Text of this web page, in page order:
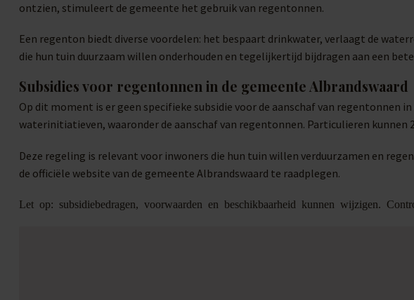
ontzien, stimuleert de gemeente het gebruik van regentonnen.
Een regenton biedt diverse voordelen: het bespaart drinkwater, verlaagt de
die hun tuin duurzaam willen onderhouden en tegelijkertijd bijdragen aan een
Subsidies voor regentonnen in de gemeente Albrandswaard
Op dit moment is er geen specifieke subsidie voor de aanschaf van regentonnen
waterinitiatieven, waaronder de aanschaf van regentonnen. Particulieren kunnen
Deze regeling is relevant voor inwoners die hun tuin willen verduurzamen en
de officiële website van de gemeente Albrandswaard te raadplegen.
Let op: subsidiebedragen, voorwaarden en beschikbaarheid kunnen wijzigen.